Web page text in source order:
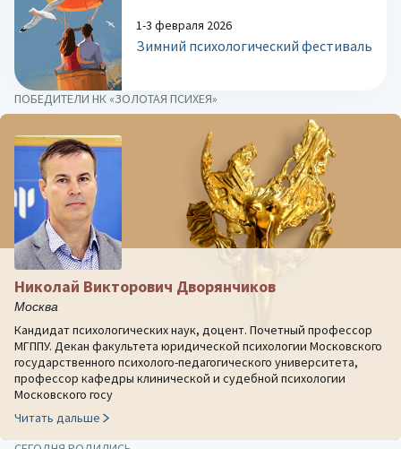
1-3 февраля 2026
Зимний психологический фестиваль
ПОБЕДИТЕЛИ НК «ЗОЛОТАЯ ПСИХЕЯ»
Николай Викторович Дворянчиков
Москва
Кандидат психологических наук, доцент. Почетный профессор
МГППУ. Декан факультета юридической психологии Московского
государственного психолого-педагогического университета,
профессор кафедры клинической и судебной психологии
Московского госу
Читать дальше